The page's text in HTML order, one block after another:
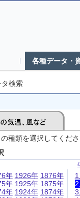
各種データ・
検索
種類を選択してくだ
年
年
年
1926年
1925年
1924年
1876年
1875年
1874年